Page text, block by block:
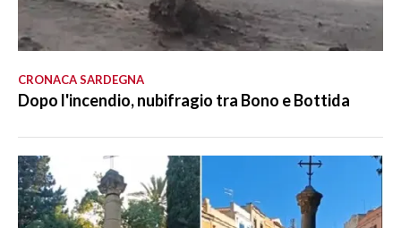
CRONACA SARDEGNA
Dopo l'incendio, nubifragio tra Bono e Bottida